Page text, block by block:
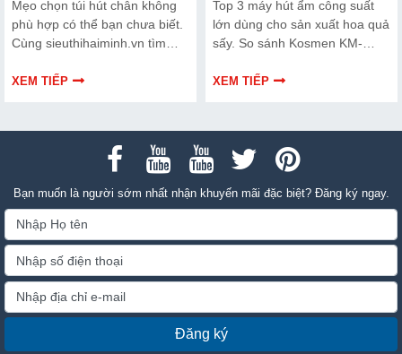
Mẹo chọn túi hút chân không
phù hợp có thể bạn chưa biết.
Cùng sieuthihaiminh.vn tìm
thông tin bài viết dưới đây nhé!
XEM TIẾP
Top 3 máy hút ẩm công suất
lớn dùng cho sản xuất hoa quả
sấy. So sánh Kosmen KM-
FujiE HM-1800D theo công
XEM TIẾP
Bạn muốn là người sớm nhất nhận khuyến mãi đặc biệt? Đăng ký ngay.
Đăng ký